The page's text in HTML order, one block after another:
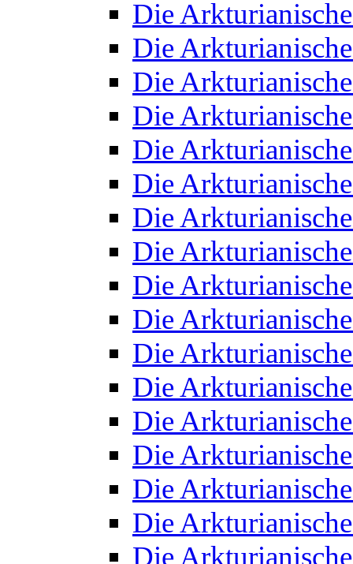
Die
Die
Die
Die
Die
Die
Die
Die
Die
Die
Die
Die
Die
Die
Die
Die
Die